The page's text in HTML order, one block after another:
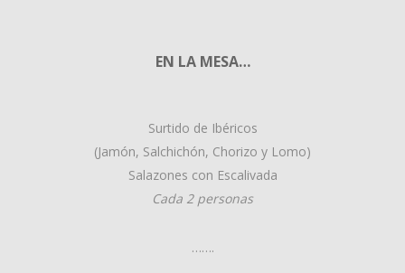
EN LA MESA…
Surtido de Ibéricos
(Jamón, Salchichón, Chorizo y Lomo)
Salazones con Escalivada
Cada 2 personas
…….